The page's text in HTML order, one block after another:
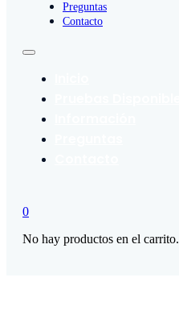
Preguntas
Contacto
0
No hay productos en el carrito.